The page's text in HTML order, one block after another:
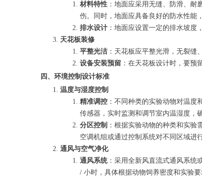
材料特性 ：地面应采用无缝、防滑、
伤。同时，地面应具备良好的防水性能
排水设计 ：地面应设置一定的排水坡度
天花板装修
平整光洁 ：天花板应平整光滑，无裂缝
设备安装预留 ：在天花板设计时，要预
四、环境控制设计标准
温度与湿度控制
精准调控 ：不同种类的实验动物对温
传感器，实时监测和调节室内温湿度，
分区控制 ：根据实验动物的种类和实
空调机组或通过控制系统对不同区域进
通风与空气净化
通风系统：采用全新风直流式通风系统
/ 小时，具体根据动物饲养密度和实验